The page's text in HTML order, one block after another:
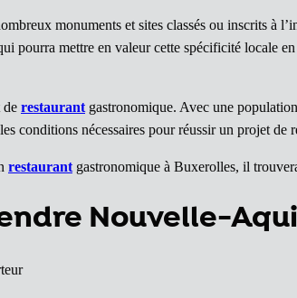
monuments et sites classés ou inscrits à
pourra mettre en valeur cette spécificité locale
de restaurant gastronomique. Avec une
conditions nécessaires pour réussir un projet de
restaurant gastronomique à Buxerolles, il
Nouvelle-